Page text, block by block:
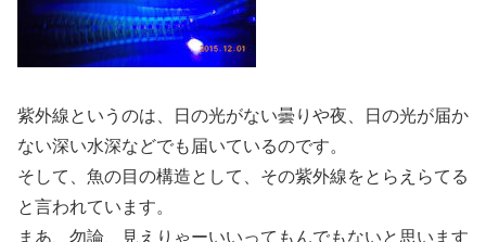
紫外線というのは、日の光がない曇りや夜、日の光が届か
ない深い水深などでも届いているのです。
そして、魚の目の構造として、その紫外線をとらえらてる
と言われています。
まあ、勿論、見えりゃーいいってもんでもないと思います